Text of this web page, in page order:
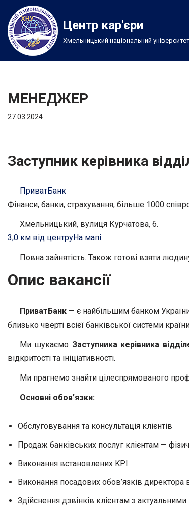
Перейти
до
вмісту
Центр кар'єри
Хмельницький національний
МЕНЕДЖЕР
27.03.2024
Заступник керівника
ПриватБанк
Фінанси, банки, страхування; більше 1000
Хмельницький, вулиця Курчатова, 6.
3,0 км від центруНа мапі
Повна зайнятість. Також готові взяти
Опис вакансії
ПриватБанк — є найбільшим банком України
близько чверті всієї банківської системи
Ми шукаємо Заступника керівника
відкритості та ініціативності.
Ми прагнемо знайти цілеспрямованого
Основні обов’язки:
Обслуговування та консультація клієнтів
Продаж банківських послуг клієнтам —
Виконання встановлених KPI
Виконання посадових обов’язків директора
Здійснення дзвінків клієнтам з